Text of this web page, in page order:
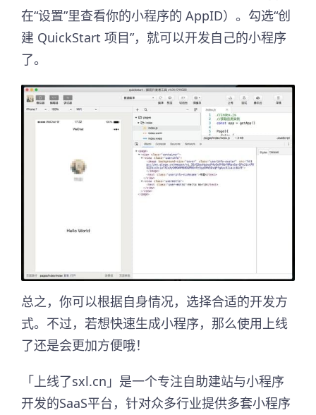
在“设置”里查看你的小程序的 AppID）。勾选“创
建 QuickStart 项目”，就可以开发自己的小程序
了。
总之，你可以根据自身情况，选择合适的开发方
式。不过，若想快速生成小程序，那么使用上线
了还是会更加方便哦！
「上线了sxl.cn」是一个专注自助建站与小程序
开发的SaaS平台，针对众多行业提供多套小程序